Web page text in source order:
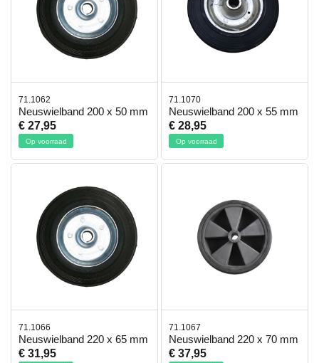
71.1062
Neuswielband 200 x 50 mm
€ 27,95
Op voorraad
71.1070
Neuswielband 200 x 55 mm
€ 28,95
Op voorraad
71.1066
Neuswielband 220 x 65 mm
€ 31,95
71.1067
Neuswielband 220 x 70 mm
€ 37,95